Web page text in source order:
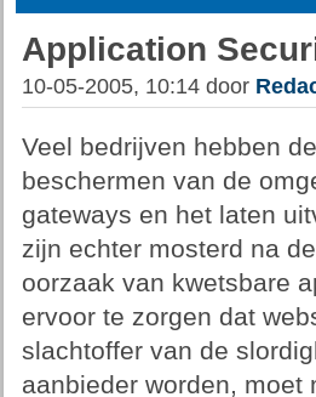
Application
10-05-2005, 10:14 door
Veel bedrijven hebben
beschermen van de
gateways en het laten
zijn echter mosterd na
oorzaak van kwetsbare
ervoor te zorgen dat
slachtoffer van de
aanbieder worden,